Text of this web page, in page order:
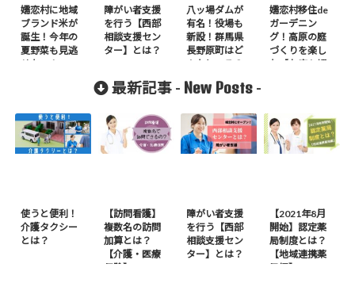
嬬恋村に地域
ブランド米が
誕生！今年の
夏野菜も見逃
せない！
障がい者支援
を行う【西部
相談支援セン
ター】とは？
八ッ場ダムが
有名！役場も
新設！群馬県
長野原町はど
んなところ？
嬬恋村移住de
ガーデニン
グ！高原の庭
づくりを楽し
む【お店も紹
最新記事 - New Posts -
使うと便利！
介護タクシー
とは？
【訪問看護】
複数名の訪問
加算とは？
【介護・医療
保険】
障がい者支援
を行う【西部
相談支援セン
ター】とは？
【2021年8月
開始】認定薬
局制度とは？
【地域連携薬
局編】